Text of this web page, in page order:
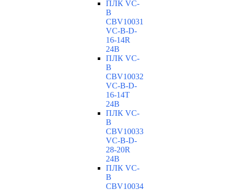
ПЛК VC-
B
CBV10031
VC-В-D-
16-14R
24В
ПЛК VC-
B
CBV10032
VC-В-D-
16-14T
24В
ПЛК VC-
B
CBV10033
VC-В-D-
28-20R
24В
ПЛК VC-
B
CBV10034